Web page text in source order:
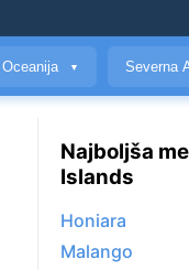
Oceanija ▼ Severna
Najboljša
Islands
Honiara
Malango